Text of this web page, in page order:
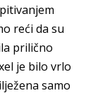
reći da su
prilično
je bilo vrlo
samo